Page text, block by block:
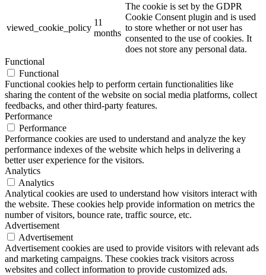
viewed_cookie_policy
11
months
The cookie is set by the GDPR
Cookie Consent plugin and is used
to store whether or not user has
consented to the use of cookies. It
does not store any personal data.
Functional
Functional
Functional cookies help to perform certain functionalities like
sharing the content of the website on social media platforms, collect
feedbacks, and other third-party features.
Performance
Performance
Performance cookies are used to understand and analyze the key
performance indexes of the website which helps in delivering a
better user experience for the visitors.
Analytics
Analytics
Analytical cookies are used to understand how visitors interact with
the website. These cookies help provide information on metrics the
number of visitors, bounce rate, traffic source, etc.
Advertisement
Advertisement
Advertisement cookies are used to provide visitors with relevant ads
and marketing campaigns. These cookies track visitors across
websites and collect information to provide customized ads.